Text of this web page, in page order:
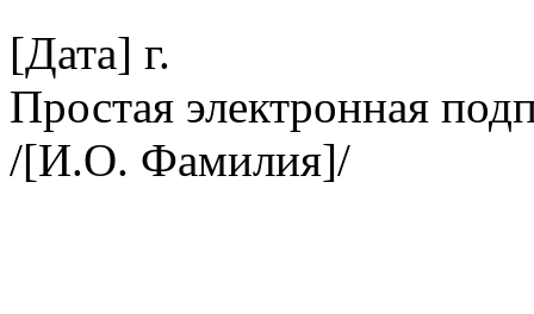
[Дата] г.
Простая электронная
/[И.О. Фамилия]/